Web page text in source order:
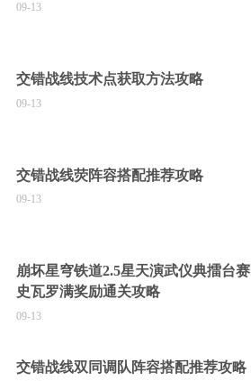
09-13
交错战线技术点获取方法攻略
09-13
交错战线荧阵容搭配推荐攻略
09-13
崩坏星穹铁道2.5星天演武仪典擂台赛
史瓦罗满奖励通关攻略
09-13
交错战线双同调队阵容搭配推荐攻略